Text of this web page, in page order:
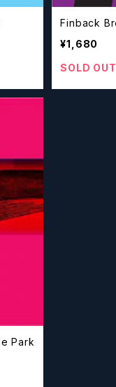
¥1,680
SOLD OUT